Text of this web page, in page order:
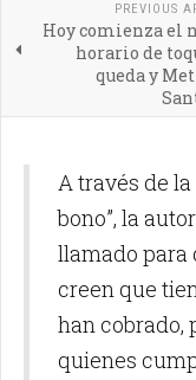
PREVIOUS
Hoy comienza el
horario de
queda y
A través de
bono”, la
llamado para
creen que
han cobrado,
quienes